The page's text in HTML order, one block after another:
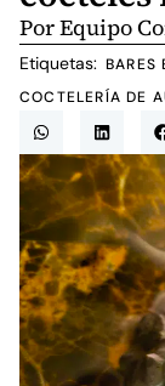
PorEquipo
Etiquetas: BARES
COCTELERÍA DE